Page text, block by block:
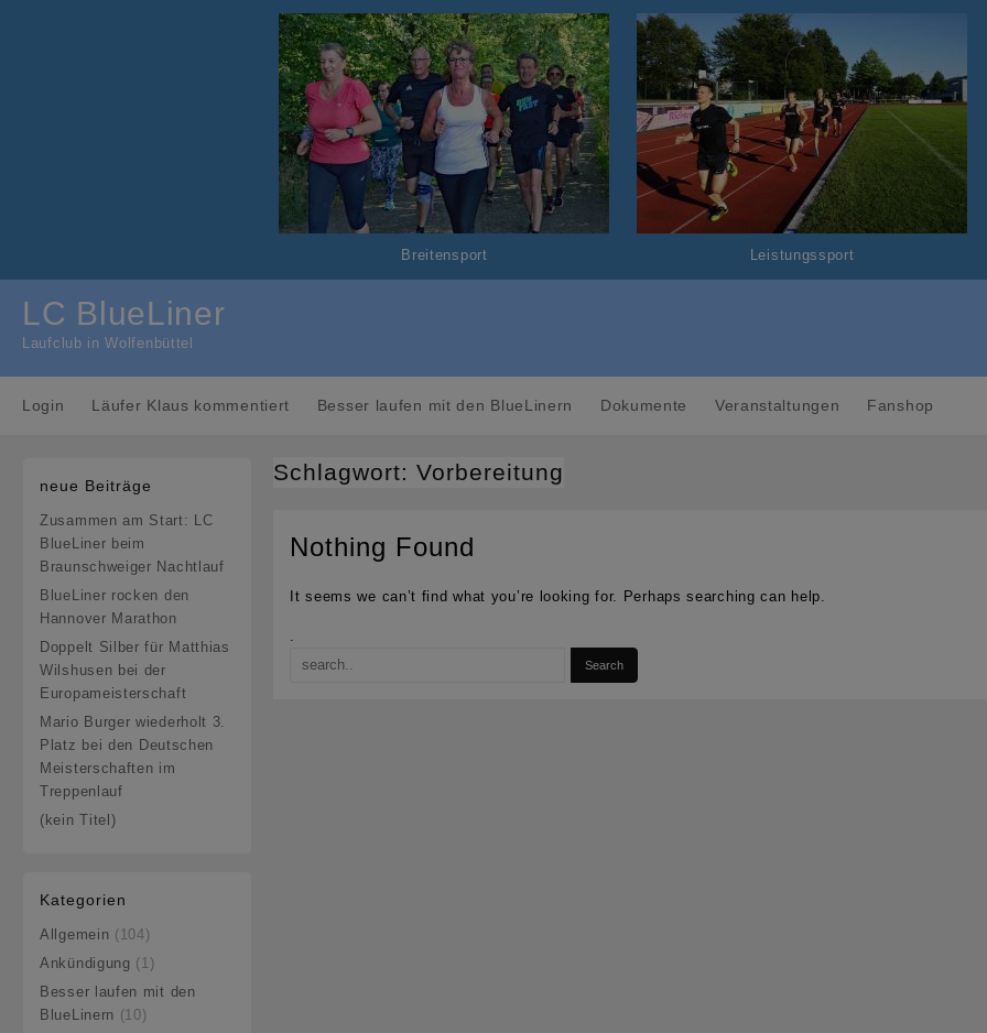
Breitensport Leistungssport
LC BlueLiner
Laufclub in Wolfenbüttel
Login Läufer Klaus kommentiert Besser laufen mit den BlueLinern Dokumente Veranstaltungen Fanshop
neue Beiträge
Zusammen am Start: LC
BlueLiner beim
Braunschweiger Nachtlauf
BlueLiner rocken den
Hannover Marathon
Doppelt Silber für Matthias
Wilshusen bei der
Europameisterschaft
Mario Burger wiederholt 3.
Platz bei den Deutschen
Meisterschaften im
Treppenlauf
(kein Titel)
Kategorien
Allgemein (104)
Ankündigung (1)
Besser laufen mit den
BlueLinern (10)
Schlagwort:Vorbereitung
Nothing Found
It seems we can’t find what you’re looking for. Perhaps searching can help.
.